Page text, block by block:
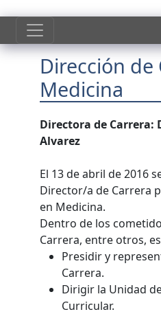
Dirección de
Medicina
Directora de Carrera:
Alvarez
El 13 de abril de 2016
Director/a de Carrera
en Medicina.
Dentro de los
Carrera, entre otros,
Presidir y
Carrera.
Dirigir la Unidad
Curricular.